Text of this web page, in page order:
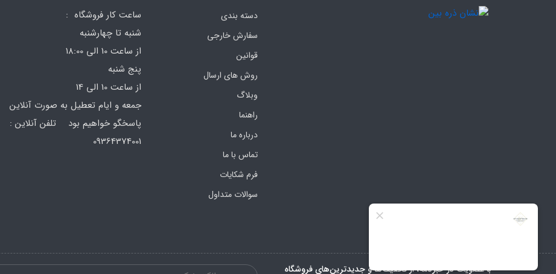
دسته بندی
سفارش خارجی
قوانین
روش های ارسال
وبلاگ
راهنما
درباره ما
تماس با ما
فرم‌ شکایات
سوالات متداول
ساعت کار فروشگاه :
شنبه تا چهارشنبه
از ساعت 10 الی 18:00
پنج شنبه
از ساعت 10 الی 14
جمعه و ایام تعطیل به صورت آنلاین
پاسخگو خواهیم بود تلفن آنلاین :
با عضویت در خبرنامه، از تخفیف‌ها و جدیدترین‌های فروشگاه